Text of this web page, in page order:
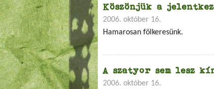
Köszönjük a
2006. október 16.
Hamarosan fölkeresünk.
A szatyor sem lesz
2006. október 16.